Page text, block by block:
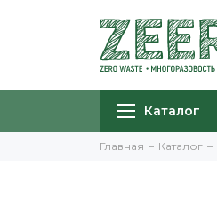
Каталог
Главная Каталог